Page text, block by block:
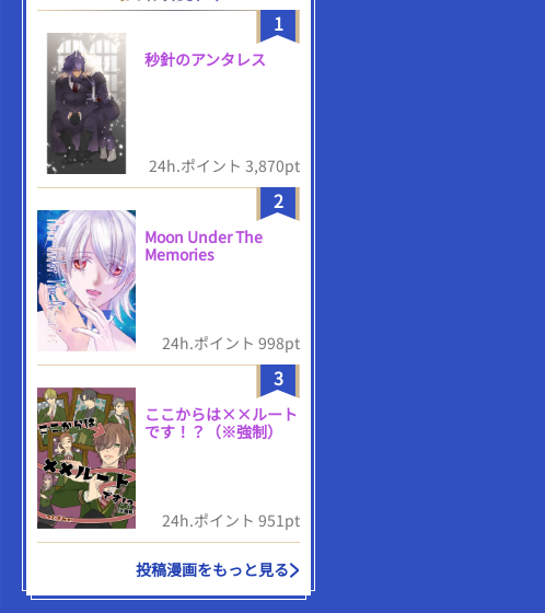
1
秒針のアンタレス
24h.ポイント 3,870pt
2
Moon Under The
Memories
24h.ポイント 998pt
3
ここからは××ルート
です！？（※強制）
24h.ポイント 951pt
投稿漫画をもっと見る